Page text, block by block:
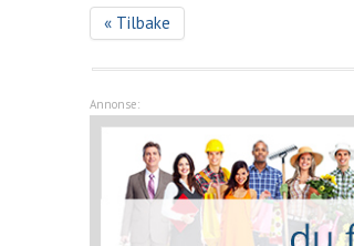
« Tilbake
Annonse: